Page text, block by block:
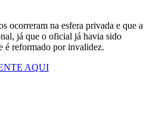
ocorreram na esfera privada e que a
já que o oficial já havia sido
é reformado por invalidez.
AQUI